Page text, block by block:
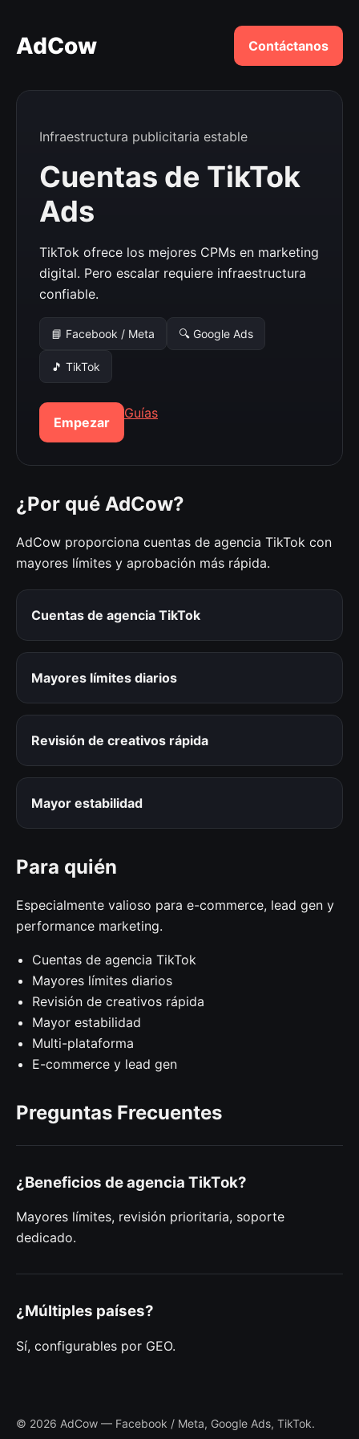
AdCow Contáctanos
Infraestructura publicitaria estable
Cuentas de TikTok
Ads
TikTok ofrece los mejores CPMs en marketing
digital. Pero escalar requiere infraestructura
confiable.
📘 Facebook / Meta 🔍 Google Ads
🎵 TikTok
Empezar
Guías
¿Por qué AdCow?
AdCow proporciona cuentas de agencia TikTok con
mayores límites y aprobación más rápida.
Cuentas de agencia TikTok
Mayores límites diarios
Revisión de creativos rápida
Mayor estabilidad
Para quién
Especialmente valioso para e-commerce, lead gen y
performance marketing.
Cuentas de agencia TikTok
Mayores límites diarios
Revisión de creativos rápida
Mayor estabilidad
Multi-plataforma
E-commerce y lead gen
Preguntas Frecuentes
¿Beneficios de agencia TikTok?
Mayores límites, revisión prioritaria, soporte
dedicado.
¿Múltiples países?
Sí, configurables por GEO.
© 2026 AdCow — Facebook / Meta, Google Ads, TikTok.